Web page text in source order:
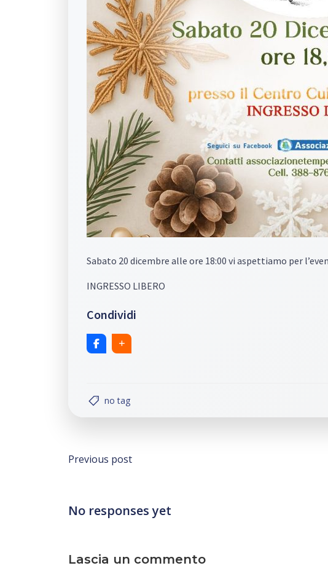
Sabato 20 dicembre alle ore 18:00 vi aspettiamo per
INGRESSO LIBERO
Condividi
no tag
Post
Previous post
No responses yet
Lascia un commento